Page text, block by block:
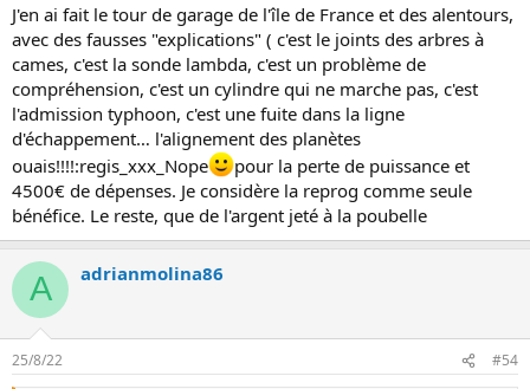
J'en ai fait le tour de garage de l'île de France et des alentours,
avec des fausses "explications" ( c'est le joints des arbres à
cames, c'est la sonde lambda, c'est un problème de
compréhension, c'est un cylindre qui ne marche pas, c'est
l'admission typhoon, c'est une fuite dans la ligne
d'échappement… l'alignement des planètes
ouais!!!!:regis_xxx_Nope
pour la perte de puissance et
4500€ de dépenses. Je considère la reprog comme seule
bénéfice. Le reste, que de l'argent jeté à la poubelle
A adrianmolina86
25/8/22 #54